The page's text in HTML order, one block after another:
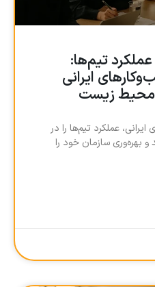
تیم‌ها:
ایرانی
محیط زیست
عملکرد تیم‌ها را در
بهره‌وری سازمان خود را